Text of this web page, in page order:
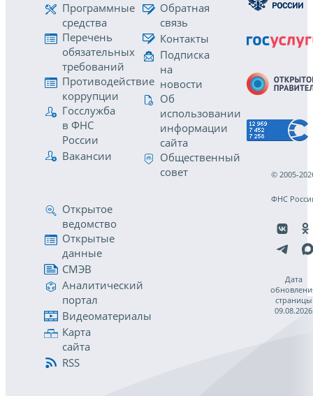
Программные
средства
Перечень
обязательных
требований
Противодействие
коррупции
Госслужба
в ФНС
России
Вакансии
Обратная
связь
Контакты
Подписка
на
новости
Об
использовании
информации
сайта
Общественный
совет
Открытое
ведомство
Открытые
данные
СМЭВ
Аналитический
портал
Видеоматериалы
Карта
сайта
RSS
© 2005-
ФНС
Дата
страницы
09.08.2026